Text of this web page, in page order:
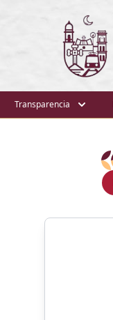
Transparencia